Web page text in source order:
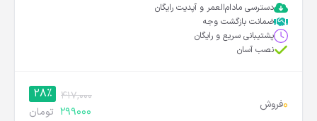
دسترسی مادام‌العمر و آپدیت رایگان
ضمانت بازگشت وجه
پشتیبانی سریع و رایگان
نصب آسان
0فروش
417,000
28%
299000 تومان